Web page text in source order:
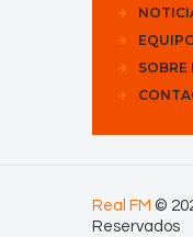
SOBRE
Real FM ©
Reservados